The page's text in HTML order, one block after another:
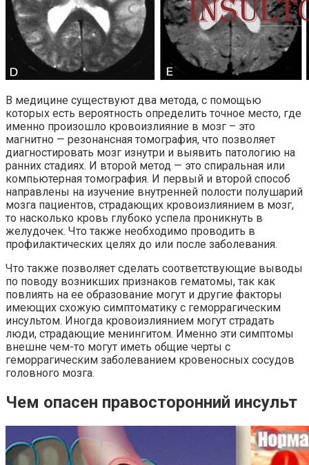
В медицине существуют два метода, с помощью
которых есть вероятность определить точное место, где
именно произошло кровоизлияние в мозг – это
магнитно — резонансная томография, что позволяет
диагностировать мозг изнутри и выявить патологию на
ранних стадиях. И второй метод — это спиральная или
компьютерная томография. И первый и второй способ
направлены на изучение внутренней полости полушарий
мозга пациентов, страдающих кровоизлиянием в мозг,
то насколько кровь глубоко успела проникнуть в
желудочек. Что также необходимо проводить в
профилактических целях до или после заболевания.
Что также позволяет сделать соответствующие выводы
по поводу возникших признаков гематомы, так как
повлиять на ее образование могут и другие факторы
имеющих схожую симптоматику с геморрагическим
инсультом. Иногда кровоизлиянием могут страдать
люди, страдающие менингитом. Именно эти симптомы
внешне чем-то могут иметь общие черты с
геморрагическим заболеванием кровеносных сосудов
головного мозга.
Чем опасен правосторонний инсульт